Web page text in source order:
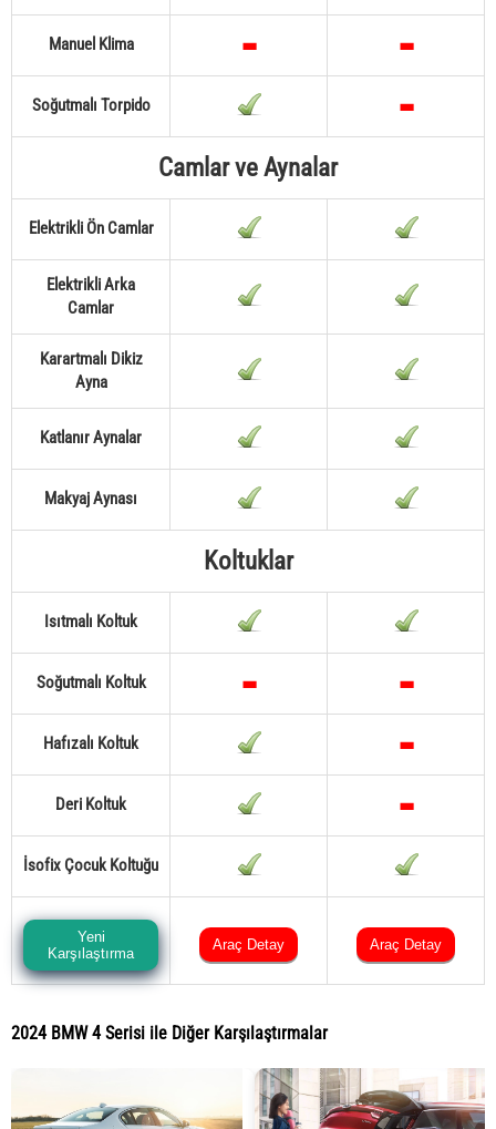
Manuel Klima
Soğutmalı Torpido
Camlar ve Aynalar
Elektrikli Ön Camlar
Elektrikli Arka
Camlar
Karartmalı Dikiz
Ayna
Katlanır Aynalar
Makyaj Aynası
Koltuklar
Isıtmalı Koltuk
Soğutmalı Koltuk
Hafızalı Koltuk
Deri Koltuk
İsofix Çocuk Koltuğu
Yeni
Karşılaştırma
Araç Detay Araç Detay
2024 BMW 4 Serisi ile Diğer Karşılaştırmalar